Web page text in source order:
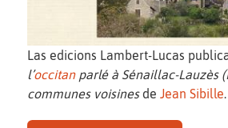
Las edicions Lambert-Lucas
l’occitanparlé à Sénaillac-Lauzès
communes voisinesde Jean Sibille.